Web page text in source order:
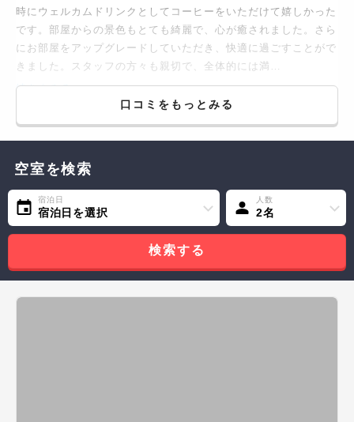
時にウェルカムドリンクとしてコーヒーをいただけて嬉しかった
です。部屋からの景色もとても綺麗で、心が癒されました。さら
にお部屋をアップグレードしていただき、快適に過ごすことがで
きました。スタッフの方々も親切で、全体的には満…
続きをみる...
口コミをもっとみる
空室を検索
宿泊日
宿泊日を選択
人数
2名
検索する